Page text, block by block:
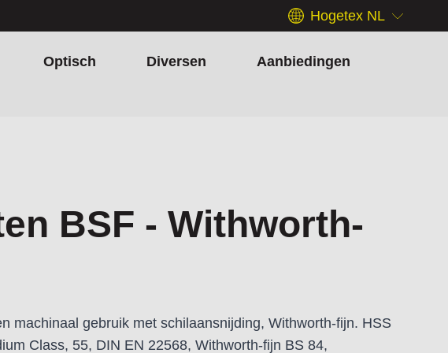
Hogetex NL
Optisch Diversen Aanbiedingen
BSF - Withworth-
machinaal gebruik met schilaansnijding, Withworth-fijn. HSS
Class, 55, DIN EN 22568, Withworth-fijn BS 84,